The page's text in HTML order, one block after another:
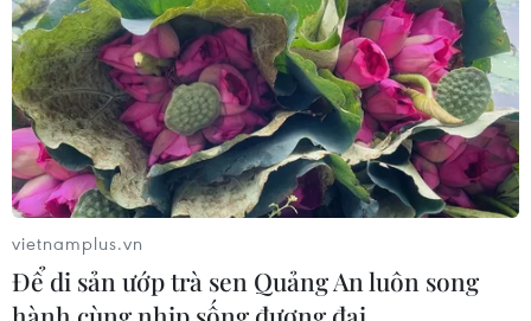
Theo dõi VietnamPlus
TIN LIÊN QUAN
vietnamplus.vn
Để di sản ướp trà sen Quảng An luôn song